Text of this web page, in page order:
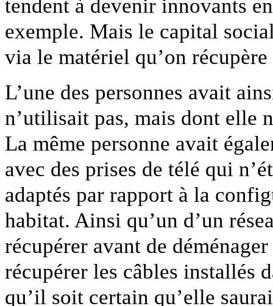
tendent à devenir innovants
exemple. Mais le capital
via le matériel qu’on
L’une des personnes avait
n’utilisait pas, mais dont elle
La même personne avait
avec des prises de télé qui
adaptés par rapport à la
habitat. Ainsi qu’un d’un
récupérer avant de
récupérer les câbles installés
qu’il soit certain qu’elle